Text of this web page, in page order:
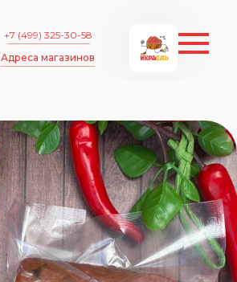
+7 (499) 325-30-58
Адреса магазинов